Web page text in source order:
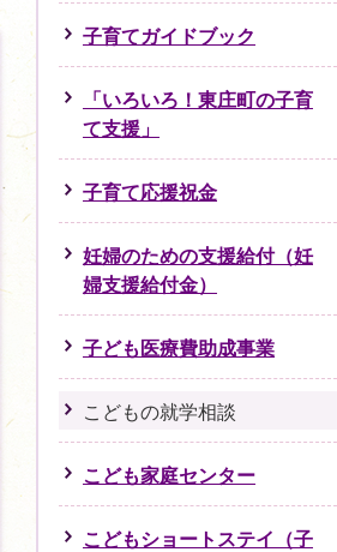
子育てガイドブック
「いろいろ！東庄町の子育
て支援」
子育て応援祝金
妊婦のための支援給付（妊
婦支援給付金）
子ども医療費助成事業
こどもの就学相談
こども家庭センター
こどもショートステイ（子